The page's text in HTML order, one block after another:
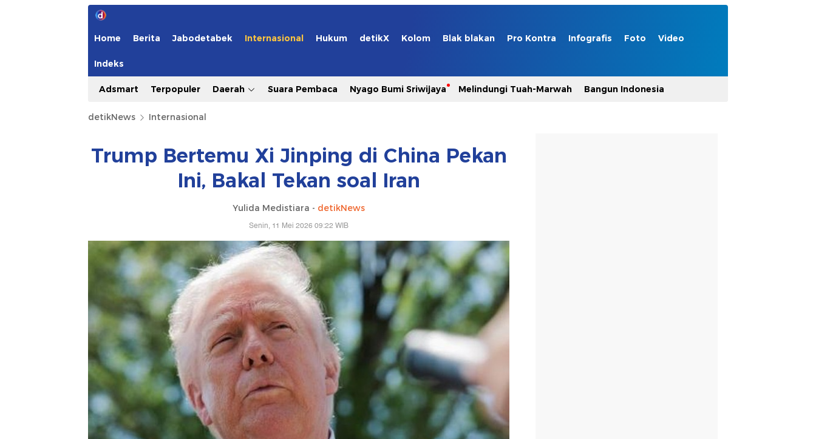
Home Berita Jabodetabek Internasional Hukum detikX Kolom Blak blakan Pro Kontra Infografis Foto Video
Indeks
Adsmart Terpopuler Daerah Suara Pembaca Nyago Bumi Sriwijaya Melindungi Tuah-Marwah Bangun Indonesia
detikNews Internasional
Trump Bertemu Xi Jinping di China Pekan
Ini, Bakal Tekan soal Iran
Yulida Medistiara - detikNews
Senin, 11 Mei 2026 09:22 WIB